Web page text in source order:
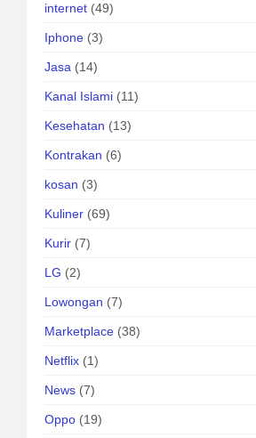
internet (49)
Iphone (3)
Jasa (14)
Kanal Islami (11)
Kesehatan (13)
Kontrakan (6)
kosan (3)
Kuliner (69)
Kurir (7)
LG (2)
Lowongan (7)
Marketplace (38)
Netflix (1)
News (7)
Oppo (19)